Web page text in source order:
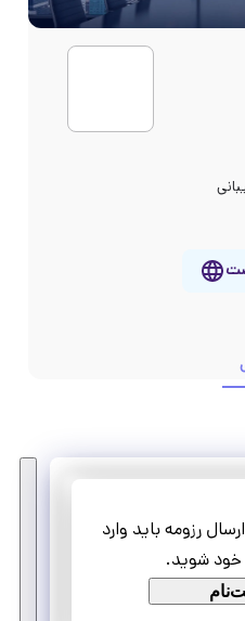
رزومه باید وارد
خود شوید.
خانم